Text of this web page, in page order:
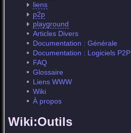
liens
p2p
playground
Articles Divers
Documentation : Générale
Documentation : Logiciels P2P
FAQ
Glossaire
Liens WWW
Wiki
À propos
Wiki:Outils